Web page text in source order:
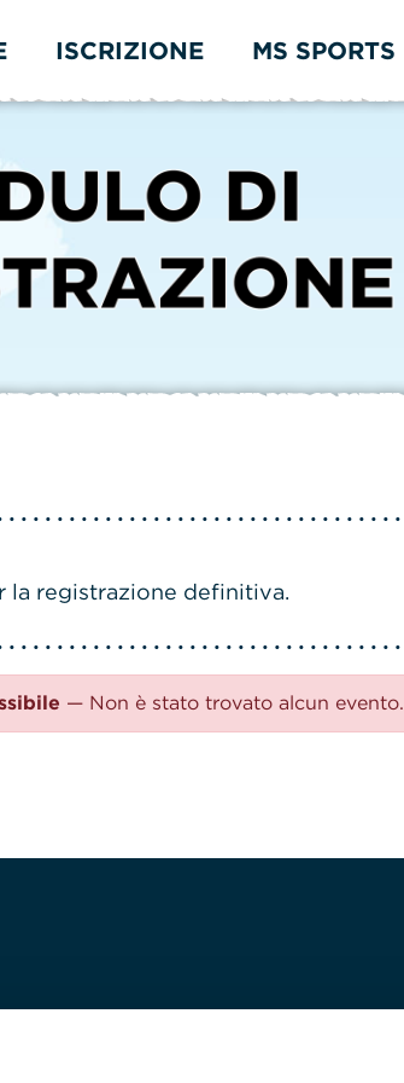
ISCRIZIONE MS SPORTS
la registrazione definitiva.
— Non è stato trovato alcun evento.